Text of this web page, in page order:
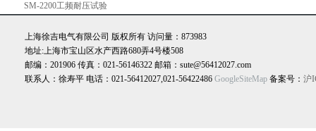
的
试验装置
SM-2200工频耐压试验
上海徐吉电气有限公司 版权所有 访问量：873983
地址:上海市宝山区水产西路680弄4号楼508
邮编：201906 传真：021-56146322 邮箱：sute@56412027.com
联系人：徐寿平 电话：021-56412027,021-56422486 GoogleSiteMap 备案号： 沪